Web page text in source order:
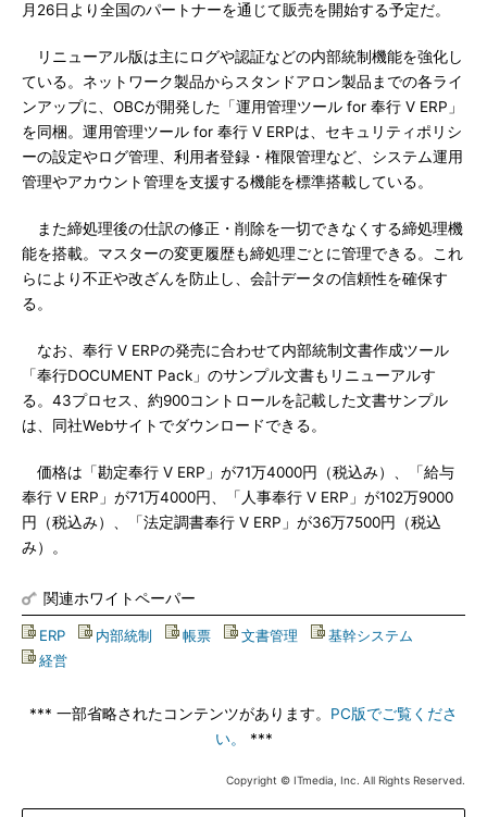
月26日より全国のパートナーを通じて販売を開始する予定だ。
リニューアル版は主にログや認証などの内部統制機能を強化し
ている。ネットワーク製品からスタンドアロン製品までの各ライ
ンアップに、OBCが開発した「運用管理ツール for 奉行 V ERP」
を同梱。運用管理ツール for 奉行 V ERPは、セキュリティポリシ
ーの設定やログ管理、利用者登録・権限管理など、システム運用
管理やアカウント管理を支援する機能を標準搭載している。
また締処理後の仕訳の修正・削除を一切できなくする締処理機
能を搭載。マスターの変更履歴も締処理ごとに管理できる。これ
らにより不正や改ざんを防止し、会計データの信頼性を確保す
る。
なお、奉行 V ERPの発売に合わせて内部統制文書作成ツール
「奉行DOCUMENT Pack」のサンプル文書もリニューアルす
る。43プロセス、約900コントロールを記載した文書サンプル
は、同社Webサイトでダウンロードできる。
価格は「勘定奉行 V ERP」が71万4000円（税込み）、「給与
奉行 V ERP」が71万4000円、「人事奉行 V ERP」が102万9000
円（税込み）、「法定調書奉行 V ERP」が36万7500円（税込
み）。
関連ホワイトペーパー
ERP 内部統制 帳票 文書管理 基幹システム
経営
*** 一部省略されたコンテンツがあります。 PC版でご覧くださ
い。
***
Copyright © ITmedia, Inc. All Rights Reserved.